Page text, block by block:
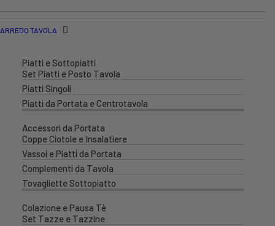
ARREDO TAVOLA
Piatti e Sottopiatti
Set Piatti e Posto Tavola
Piatti Singoli
Piatti da Portata e Centrotavola
Accessori da Portata
Coppe Ciotole e Insalatiere
Vassoi e Piatti da Portata
Complementi da Tavola
Tovagliette Sottopiatto
Colazione e Pausa Tè
Set Tazze e Tazzine